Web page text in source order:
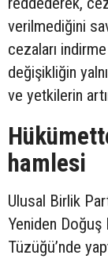
verilmediğini
cezaları
değişikliğin
ve yetkilerin
hamlesi
Ulusal Birlik
Yeniden Doğuş
Tüzüğü’nde